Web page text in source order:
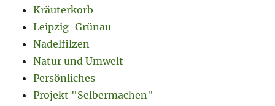
Kräuterkorb
Leipzig-Grünau
Nadelfilzen
Natur und Umwelt
Persönliches
Projekt "Selbermachen"